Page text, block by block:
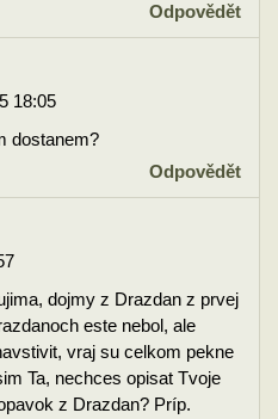
Odpovědět
18:05
dostanem?
Odpovědět
dojmy z Drazdan z prvej
este nebol, ale
vraj su celkom pekne
Ta, nechces opisat Tvoje
z Drazdan? Príp.